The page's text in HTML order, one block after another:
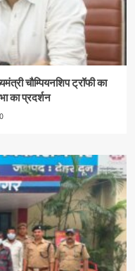
चौम्पियनशिप ट्रॉफी का
का प्रदर्शन
0